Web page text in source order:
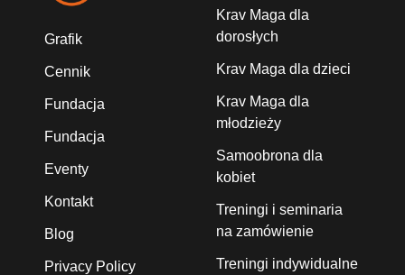
Grafik
Cennik
Fundacja
Fundacja
Eventy
Kontakt
Blog
Privacy Policy
Krav Maga dla
dorosłych
Krav Maga dla dzieci
Krav Maga dla
młodzieży
Samoobrona dla
kobiet
Treningi i seminaria
na zamówienie
Treningi indywidualne